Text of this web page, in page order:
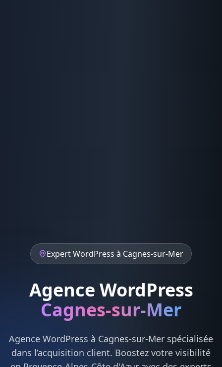
ExpertWordPress à Cagnes-sur-Mer
Agence WordPress
Cagnes-sur-Mer
Agence WordPress à Cagnes-sur-Mer spécialisée
dans l’acquisition client. Boostez votre visibilité